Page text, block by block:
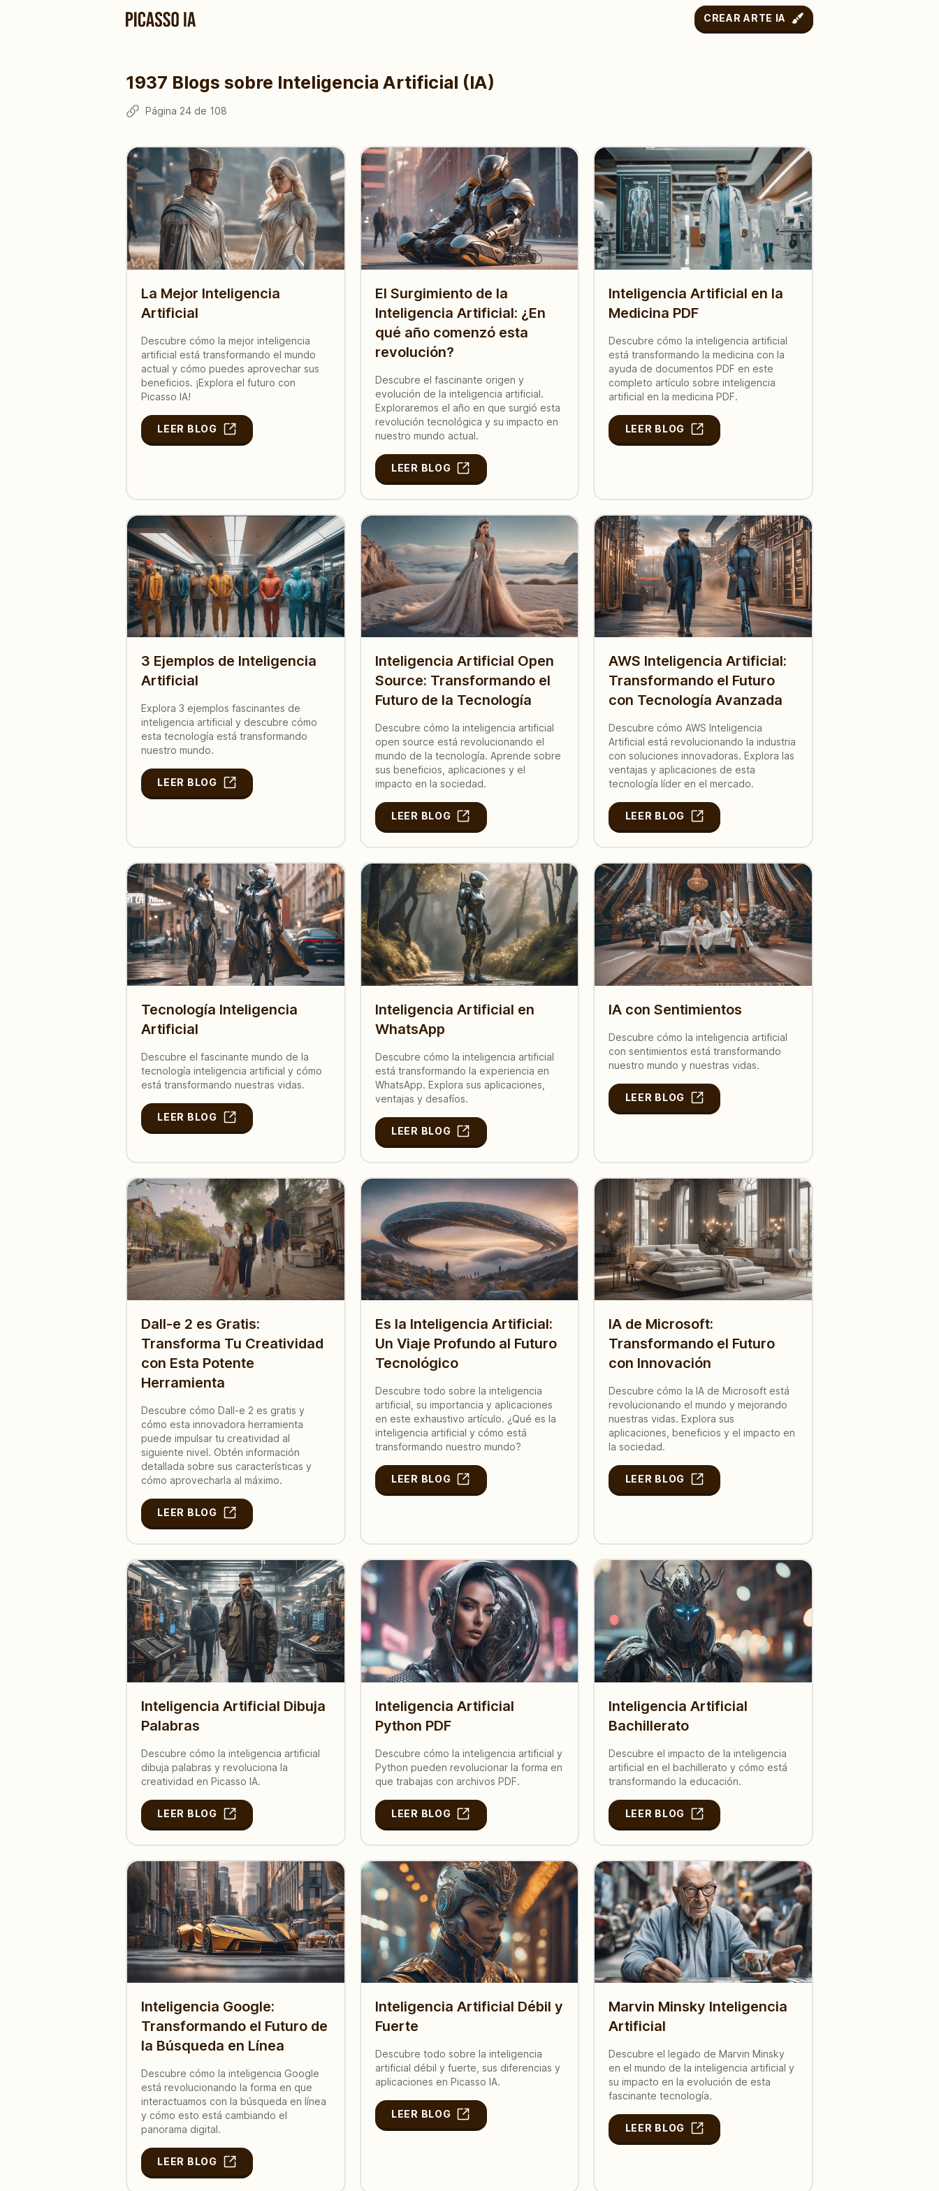
CREAR ARTE IA
1937 Blogs sobre Inteligencia Artificial (IA)
Página 24 de 108
La Mejor Inteligencia
Artificial
Descubre cómo la mejor inteligencia
artificial está transformando el mundo
actual y cómo puedes aprovechar sus
beneficios. ¡Explora el futuro con
Picasso IA!
LEER BLOG
El Surgimiento de la
Inteligencia Artificial: ¿En
qué año comenzó esta
revolución?
Descubre el fascinante origen y
evolución de la inteligencia artificial.
Exploraremos el año en que surgió esta
revolución tecnológica y su impacto en
nuestro mundo actual.
LEER BLOG
Inteligencia Artificial en la
Medicina PDF
Descubre cómo la inteligencia artificial
está transformando la medicina con la
ayuda de documentos PDF en este
completo artículo sobre inteligencia
artificial en la medicina PDF.
LEER BLOG
3 Ejemplos de Inteligencia
Artificial
Explora 3 ejemplos fascinantes de
inteligencia artificial y descubre cómo
esta tecnología está transformando
nuestro mundo.
LEER BLOG
Inteligencia Artificial Open
Source: Transformando el
Futuro de la Tecnología
Descubre cómo la inteligencia artificial
open source está revolucionando el
mundo de la tecnología. Aprende sobre
sus beneficios, aplicaciones y el
impacto en la sociedad.
LEER BLOG
AWS Inteligencia Artificial:
Transformando el Futuro
con Tecnología Avanzada
Descubre cómo AWS Inteligencia
Artificial está revolucionando la industria
con soluciones innovadoras. Explora las
ventajas y aplicaciones de esta
tecnología líder en el mercado.
LEER BLOG
Tecnología Inteligencia
Artificial
Descubre el fascinante mundo de la
tecnología inteligencia artificial y cómo
está transformando nuestras vidas.
LEER BLOG
Inteligencia Artificial en
WhatsApp
Descubre cómo la inteligencia artificial
está transformando la experiencia en
WhatsApp. Explora sus aplicaciones,
ventajas y desafíos.
LEER BLOG
IA con Sentimientos
Descubre cómo la inteligencia artificial
con sentimientos está transformando
nuestro mundo y nuestras vidas.
LEER BLOG
Dall-e 2 es Gratis:
Transforma Tu Creatividad
con Esta Potente
Herramienta
Descubre cómo Dall-e 2 es gratis y
cómo esta innovadora herramienta
puede impulsar tu creatividad al
siguiente nivel. Obtén información
detallada sobre sus características y
cómo aprovecharla al máximo.
LEER BLOG
Es la Inteligencia Artificial:
Un Viaje Profundo al Futuro
Tecnológico
Descubre todo sobre la inteligencia
artificial, su importancia y aplicaciones
en este exhaustivo artículo. ¿Qué es la
inteligencia artificial y cómo está
transformando nuestro mundo?
LEER BLOG
IA de Microsoft:
Transformando el Futuro
con Innovación
Descubre cómo la IA de Microsoft está
revolucionando el mundo y mejorando
nuestras vidas. Explora sus
aplicaciones, beneficios y el impacto en
la sociedad.
LEER BLOG
Inteligencia Artificial Dibuja
Palabras
Descubre cómo la inteligencia artificial
dibuja palabras y revoluciona la
creatividad en Picasso IA.
LEER BLOG
Inteligencia Artificial
Python PDF
Descubre cómo la inteligencia artificial y
Python pueden revolucionar la forma en
que trabajas con archivos PDF.
LEER BLOG
Inteligencia Artificial
Bachillerato
Descubre el impacto de la inteligencia
artificial en el bachillerato y cómo está
transformando la educación.
LEER BLOG
Inteligencia Google:
Transformando el Futuro de
la Búsqueda en Línea
Descubre cómo la inteligencia Google
está revolucionando la forma en que
interactuamos con la búsqueda en línea
y cómo esto está cambiando el
panorama digital.
LEER BLOG
Inteligencia Artificial Débil y
Fuerte
Descubre todo sobre la inteligencia
artificial débil y fuerte, sus diferencias y
aplicaciones en Picasso IA.
LEER BLOG
Marvin Minsky Inteligencia
Artificial
Descubre el legado de Marvin Minsky
en el mundo de la inteligencia artificial y
su impacto en la evolución de esta
fascinante tecnología.
LEER BLOG